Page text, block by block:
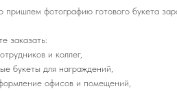
пришлем фотографию готового букета
заказать:
и коллег,
букеты для награждений,
офисов и помещений,